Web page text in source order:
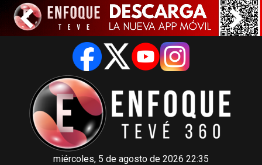
miércoles, 5 de agosto de 2026 22:35